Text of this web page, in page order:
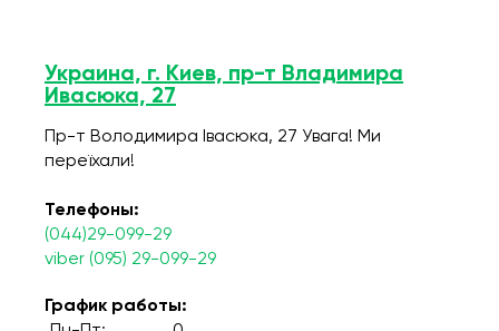
Украина, г. Киев, пр-т Владимира
Ивасюка, 27
Пр-т Володимира Івасюка, 27 Увага! Ми
переїхали!
Телефоны:
(044)29-099-29
viber (095) 29-099-29
График работы: